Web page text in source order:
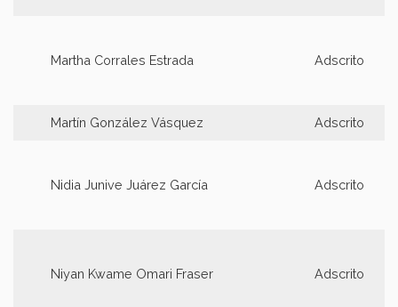
Martha Corrales Estrada Adscrito
Martín González Vásquez Adscrito
Nidia Junive Juárez García Adscrito
Niyan Kwame Omari Fraser Adscrito